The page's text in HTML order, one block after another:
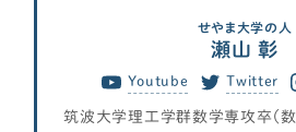
せやま大学の人
瀬山 彰
Youtube Twitter
筑波大学理工学群数学専攻卒（